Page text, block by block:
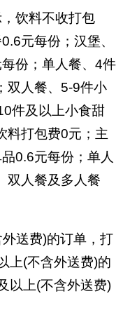
饮料不收打包
元每份；汉堡、
份；单人餐、4件
双人餐、5-9件小
件及以上小食甜
料打包费0元；主
0.6元每份；单人
双人餐及多人餐
送费)的订单，打
上(不含外送费)的
以上(不含外送费)